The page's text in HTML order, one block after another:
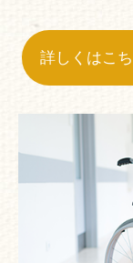
詳しくはこ